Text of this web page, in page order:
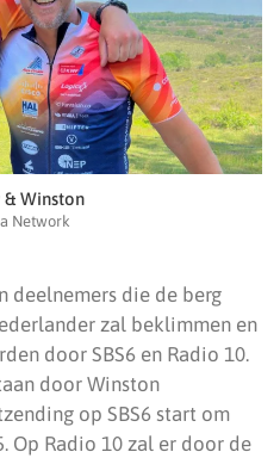
& Winston
Network
deelnemers die de berg
zal beklimmen en
door SBS6 en Radio 10.
door Winston
op SBS6 start om
Op Radio 10 zal er door de